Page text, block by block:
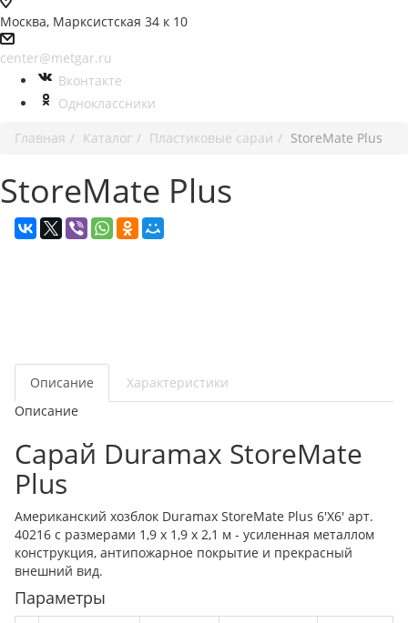
Москва, Марксистская 34 к 10
center@metgar.ru
Вконтакте
Одноклассники
Главная
Каталог Пластиковые сараи StoreMate Plus
StoreMate Plus
Описание
Характеристики
Описание
Сарай Duramax StoreMate
Plus
Американский хозблок Duramax StoreMate Plus 6'X6' арт.
40216 с размерами 1,9 x 1,9 х 2,1 м - усиленная металлом
конструкция, антипожарное покрытие и прекрасный
внешний вид.
Параметры